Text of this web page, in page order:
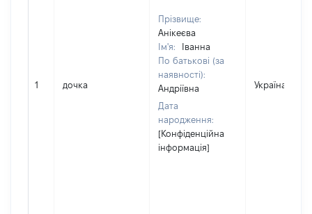
1 дочка
Прізвище:
Анікеєва
Ім'я:
Іванна
По батькові (за
наявності):
Андріївна
Дата
народження:
[Конфіденційна
інформація]
Україна